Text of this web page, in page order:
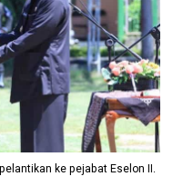
ke pejabat Eselon II.